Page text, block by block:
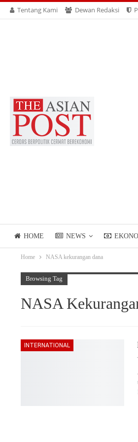
Tentang Kami Dewan Redaksi
HOME NEWS
LIFESTYLE ASIANPOSTTV
Home NASA kekurangan dana
Browsing Tag
NASA
INTERNATIONAL